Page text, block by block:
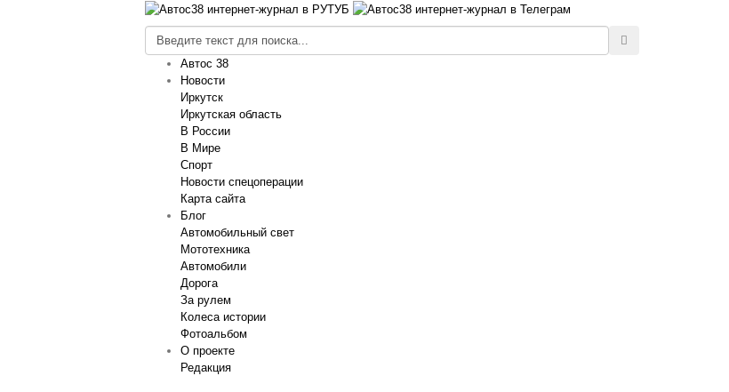
Автос 38
Новости
Иркутск
Иркутская область
В России
В Мире
Спорт
Новости спецоперации
Карта сайта
Блог
Автомобильный свет
Мототехника
Автомобили
Дорога
За рулем
Колеса истории
Фотоальбом
О проекте
Редакция